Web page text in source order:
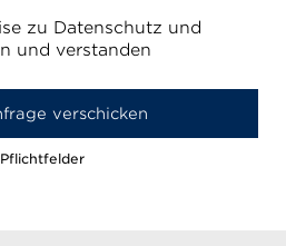
zu Datenschutz und
und verstanden